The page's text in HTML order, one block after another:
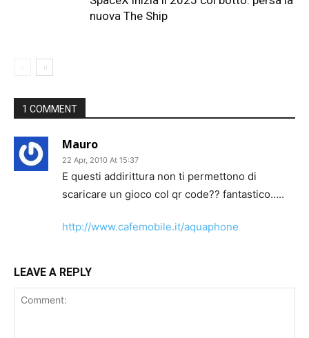
nuova The Ship
1 COMMENT
Mauro
22 Apr, 2010 At 15:37
E questi addirittura non ti permettono di
scaricare un gioco col qr code?? fantastico…..
http://www.cafemobile.it/aquaphone
LEAVE A REPLY